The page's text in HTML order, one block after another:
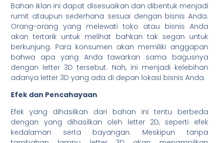
Bahan iklan ini dapat disesuaikan dan dibentuk menjadi
rumit ataupun sederhana sesuai dengan bisnis Anda.
Orang-orang yang melewati toko atau bisnis Anda
akan tertarik untuk melihat bahkan tak segan untuk
berkunjung. Para konsumen akan memiliki anggapan
bahwa apa yang Anda tawarkan sama bagusnya
dengan letter 3D tersebut. Nah, ini menjadi kelebihan
adanya letter 3D yang ada di depan lokasi bisnis Anda.
Efek dan Pencahayaan
Efek yang dihasilkan dari bahan ini tentu berbeda
dengan yang dihasilkan oleh letter 2D, seperti efek
kedalaman serta bayangan. Meskipun tanpa